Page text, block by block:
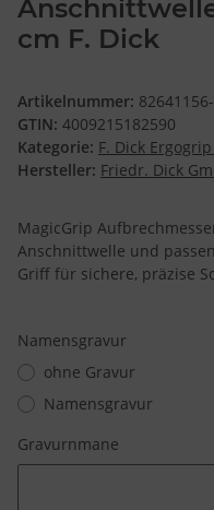
cm F. Dick
Artikelnummer:
GTIN: 4009215182590
Kategorie: F. Dick
Hersteller: Friedr. Dick
MagicGrip
Anschnittwelle und
Griff für sichere, präzise
Namensgravur
ohne Gravur
Namensgravur
Gravurnmane